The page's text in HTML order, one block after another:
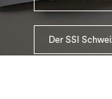
Der SSI